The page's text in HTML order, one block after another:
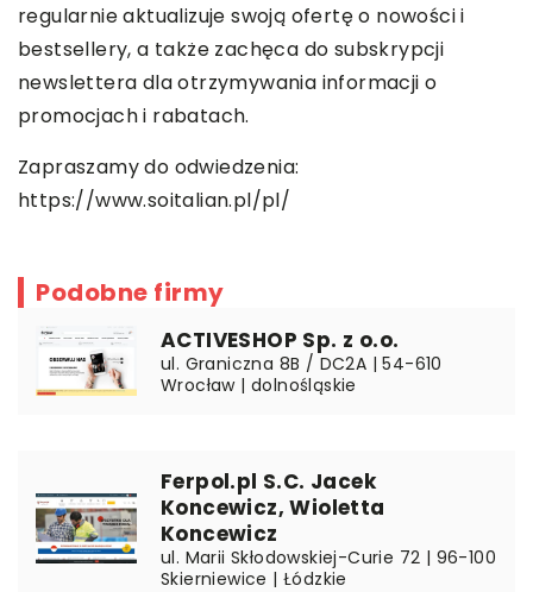
regularnie aktualizuje swoją ofertę o nowości i
bestsellery, a także zachęca do subskrypcji
newslettera dla otrzymywania informacji o
promocjach i rabatach.
Zapraszamy do odwiedzenia:
https://www.soitalian.pl/pl/
Podobne firmy
ACTIVESHOP Sp. z o.o.
ul. Graniczna 8B / DC2A | 54-610
Wrocław | dolnośląskie
Ferpol.pl S.C. Jacek
Koncewicz, Wioletta
Koncewicz
ul. Marii Skłodowskiej-Curie 72 | 96-100
Skierniewice | Łódzkie